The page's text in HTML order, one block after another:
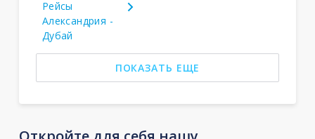
Рейсы
Александрия -
Дубай
ПОКАЗАТЬ ЕЩЕ